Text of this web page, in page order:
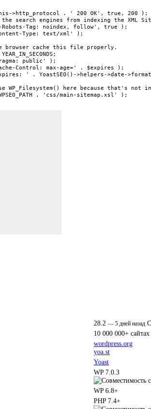
28.2 — 5 дней назад
10 000 000+ сайтах
wordpress.org
yoa.st
Yoast
WP 7.0.3
WP 6.8+
PHP 7.4+